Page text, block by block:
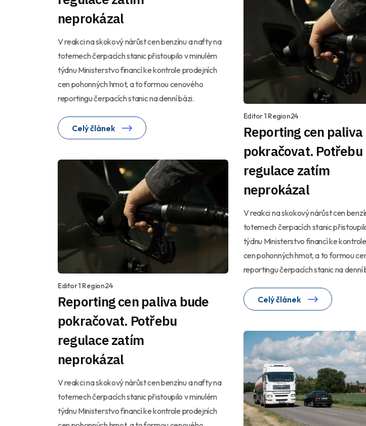
neprokázal
V reakci na skokový nárůst cen benzínu a nafty na
totemech čerpacích stanic přistoupilo v minulém
týdnu Ministerstvo financí ke kontrole prodejních
cen pohonných hmot, a to formou cenového
reportingu čerpacích stanic na denní bázi.
Celý článek
Editor 1 Region24
Reporting cen paliva
pokračovat. Potřebu
regulace zatím
neprokázal
V reakci na skokový nárůst cen
totemech čerpacích stanic
týdnu Ministerstvo financí ke
cen pohonných hmot, a to formou
reportingu čerpacích stanic na denní
Celý článek
Editor 1 Region24
Reporting cen paliva bude
pokračovat. Potřebu
regulace zatím
neprokázal
V reakci na skokový nárůst cen benzínu a nafty na
totemech čerpacích stanic přistoupilo v minulém
týdnu Ministerstvo financí ke kontrole prodejních